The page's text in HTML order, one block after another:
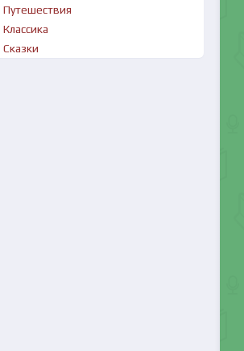
Путешествия
Классика
Сказки